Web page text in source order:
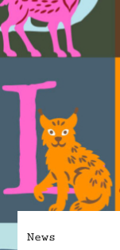
News